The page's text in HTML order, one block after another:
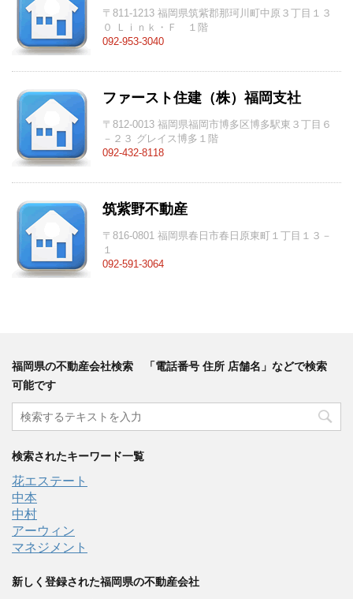
〒811-1213 福岡県筑紫郡那珂川町中原３丁目１３
０ Ｌｉｎｋ・Ｆ １階
092-953-3040
ファースト住建（株）福岡支社
〒812-0013 福岡県福岡市博多区博多駅東３丁目６
－２３ グレイス博多１階
092-432-8118
筑紫野不動産
〒816-0801 福岡県春日市春日原東町１丁目１３－
１
092-591-3064
福岡県の不動産会社検索 「電話番号 住所 店舗名」などで検索
可能です
検索されたキーワード一覧
花エステート
中本
中村
アーウィン
マネジメント
新しく登録された福岡県の不動産会社